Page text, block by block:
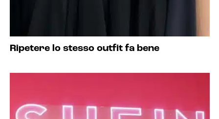
Ripetere lo stesso outfit fa bene